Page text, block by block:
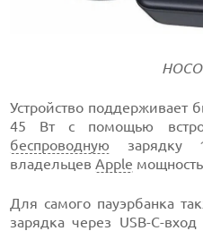
Устройство поддерживает
45 Вт с помощью
беспроводную зарядку
владельцевApple
Для самого пауэрбанка
зарядка через USB-C-